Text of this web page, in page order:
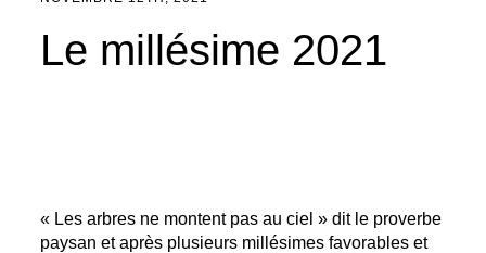
Le millésime 2021
« Les arbres ne montent pas au ciel » dit le proverbe
paysan et après plusieurs millésimes favorables et